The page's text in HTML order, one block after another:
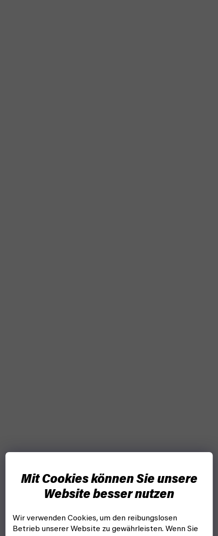
Mit Cookies können Sie unsere
Website besser nutzen
Wir verwenden Cookies, um den reibungslosen
Betrieb unserer Website zu gewährleisten. Wenn Sie